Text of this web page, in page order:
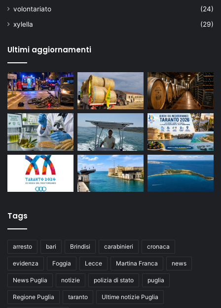
volontariato
(24)
xylella
(29)
Ultimi aggiornamenti
Tags
arresto bari Brindisi carabinieri cronaca
evidenza Foggia Lecce Martina Franca news
News Puglia notizie polizia di stato puglia
Regione Puglia taranto Ultime notizie Puglia